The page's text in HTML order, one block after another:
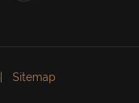
Sitemap